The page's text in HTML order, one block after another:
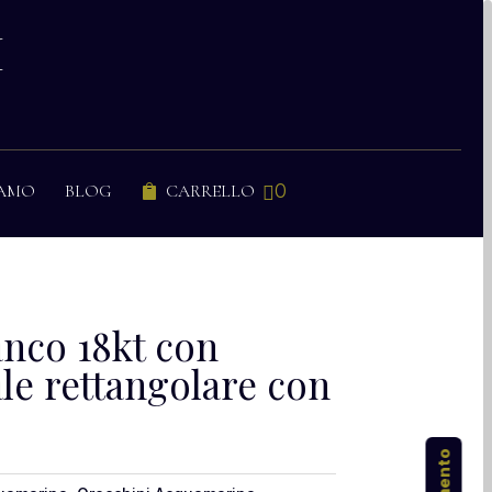
BLOG  CARRELLO 0
18kt con
rettangolare con